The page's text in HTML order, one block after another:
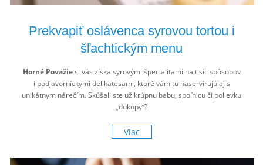
Prekvapiť oslávenca syrovou tortou i
šľachtickým menu
Horné Považiesi vás získa syrovými špecialitami na tisíc spôsobov
i podjavorníckymi delikatesami, ktoré vám tu naservírujú aj s
unikátnym nárečím. Skúšali ste už krúpnu babu, spoľnicu či polievku
„dokopy“?
Viac